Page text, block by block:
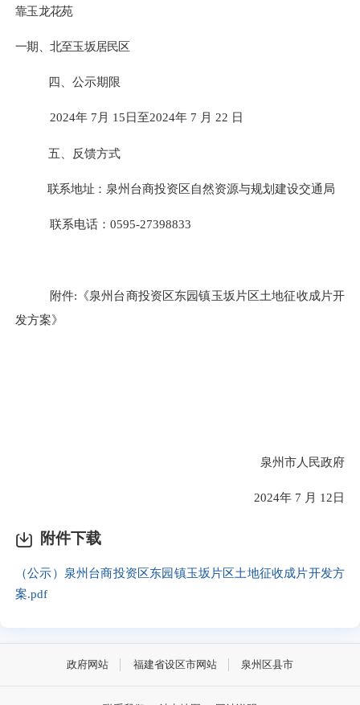
靠玉龙花苑
一期、北至玉坂居民区
四、公示期限
2024年 7月 15 日至2024年 7 月 22 日
五、反馈方式
联系地址 ： 泉州台商投资区自然资源与规划建设交通局
联系电话： 0595-27398833
附件: 《泉州台商投资区东园镇玉坂片区土地征收成片开
发方案》
泉州市人民政府
2024年 7 月 12日
附件下载
（公示）泉州台商投资区东园镇玉坂片区土地征收成片开发方
案.pdf
政府网站 福建省设区市网站 泉州区县市